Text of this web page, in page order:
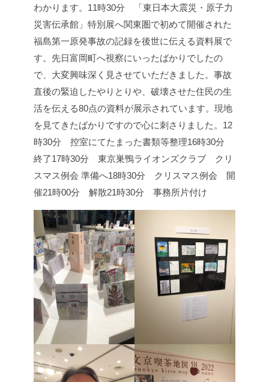
わかります。 11時30分 「東日本大震災・原子力
災害伝承館」特別展へ関東圏で初めて開催された
福島第一原発事故の記録を後世に伝える資料展で
す。先日富岡町へ視察にいったばかりでしたの
で、大変興味深く見させていただきました。事故
直後の緊迫したやりとりや、破壊させた住民の生
活を伝える80点の資料が展示されています。現地
を見てきたばかりですので心に刺さりました。 12
時30分 控室にてたまった書類等整理16時30分
終了17時30分 東京巣鴨ライオンズクラブ クリ
スマス例会 準備へ18時30分 クリスマス例会 開
催21時00分 解散21時30分 事務所片付け